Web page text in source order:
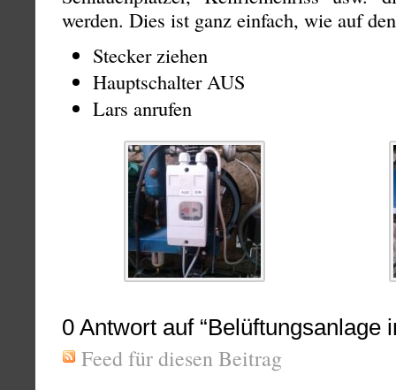
werden. Dies ist ganz einfach, wie auf
Stecker ziehen
Hauptschalter AUS
Lars anrufen
0 Antwort auf “Belüftungsanlage
Feed für diesen Beitrag